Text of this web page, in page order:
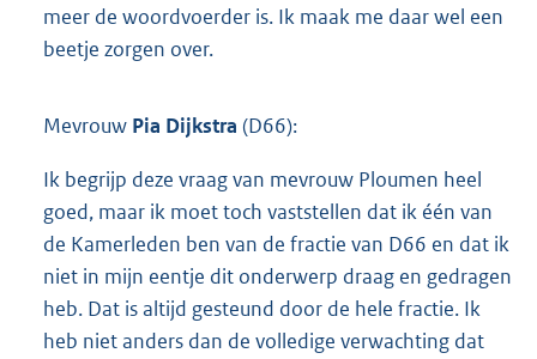
meer de woordvoerder is. Ik maak me daar wel een
beetje zorgen over.
Mevrouw Pia Dijkstra (D66):
Ik begrijp deze vraag van mevrouw Ploumen heel
goed, maar ik moet toch vaststellen dat ik één van
de Kamerleden ben van de fractie van D66 en dat ik
niet in mijn eentje dit onderwerp draag en gedragen
heb. Dat is altijd gesteund door de hele fractie. Ik
heb niet anders dan de volledige verwachting dat